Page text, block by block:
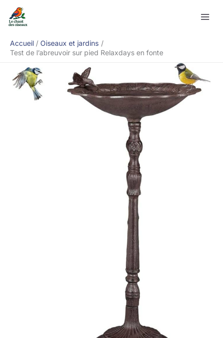
Accueil
Oiseaux et jardins
Test de l’abreuvoir sur pied Relaxdays en fonte
Rechercher